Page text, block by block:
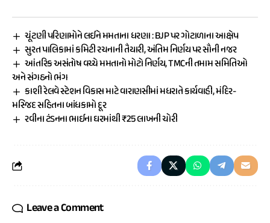
ચૂંટણી પરિણામોને લઈને મમતાના ધરણા : BJP પર ગોટાળાના આક્ષેપ
સુરત પાલિકામાં કમિટી રચનાની તૈયારી, અંતિમ નિર્ણય પર સૌની નજર
આંતરિક અસંતોષ વચ્ચે મમતાનો મોટો નિર્ણય, TMCની તમામ સમિતિઓ
અને સંગઠનો ભંગ
કાશી રેલવે સ્ટેશન વિકાસ માટે વારાણસીમાં મધરાતે કાર્યવાહી, મંદિર-
મસ્જિદ સહિતના બાંધકામો દૂર
રવીના ટંડનના ભાઈના ઘરમાંથી ₹25 લાખની ચોરી
Leave a Comment